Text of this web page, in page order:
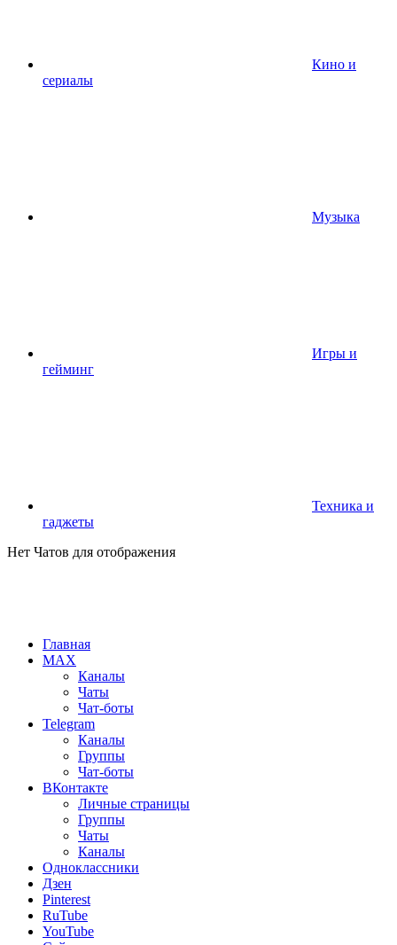
Кино и
сериалы
Музыка
Игры и
гейминг
Техника и
гаджеты
Нет Чатов для отображения
Главная
MAX
Каналы
Чаты
Чат-боты
Telegram
Каналы
Группы
Чат-боты
ВКонтакте
Личные страницы
Группы
Чаты
Каналы
Одноклассники
Дзен
Pinterest
RuTube
YouTube